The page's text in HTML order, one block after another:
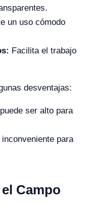
un uso cómodo
Facilita el trabajo
desventajas:
ser alto para
para
Campo